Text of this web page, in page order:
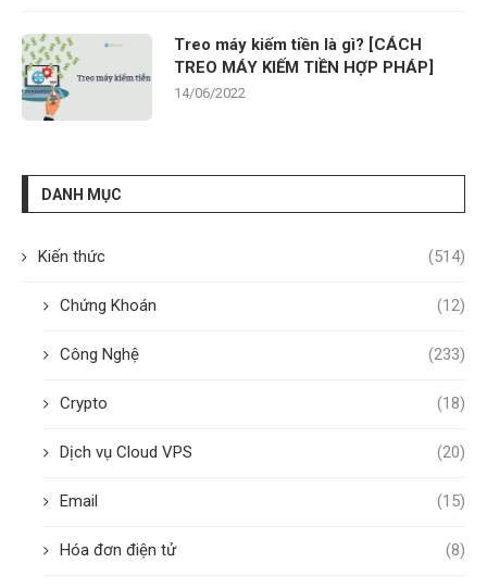
Treo máy kiếm tiền là gì? [CÁCH
TREO MÁY KIẾM TIỀN HỢP PHÁP]
14/06/2022
DANH MỤC
Kiến thức (514)
Chứng Khoán (12)
Công Nghệ (233)
Crypto (18)
Dịch vụ Cloud VPS (20)
Email (15)
Hóa đơn điện tử (8)